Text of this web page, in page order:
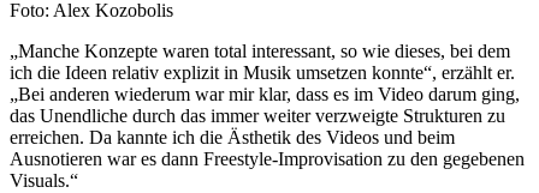
Foto: Alex Kozobolis
„Manche Konzepte waren total interessant, so wie dieses, bei dem
ich die Ideen relativ explizit in Musik umsetzen konnte“, erzählt er.
„Bei anderen wiederum war mir klar, dass es im Video darum ging,
das Unendliche durch das immer weiter verzweigte Strukturen zu
erreichen. Da kannte ich die Ästhetik des Videos und beim
Ausnotieren war es dann Freestyle-Improvisation zu den gegebenen
Visuals.“